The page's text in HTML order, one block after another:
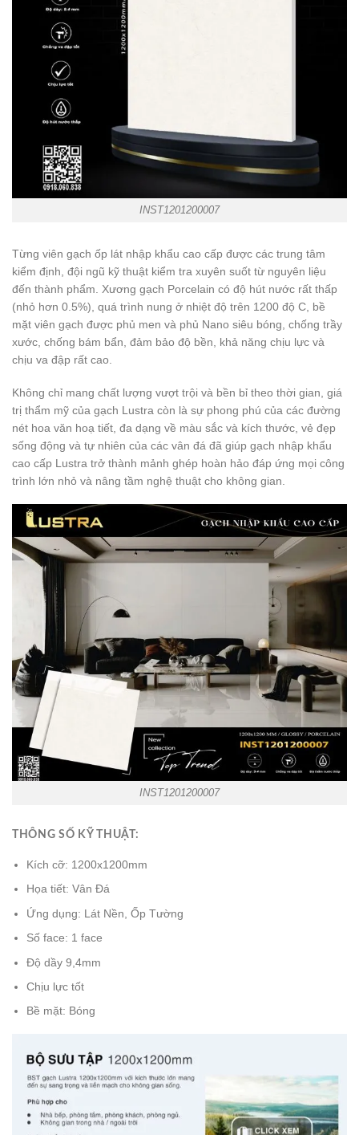
INST1201200007
Từng viên gạch ốp lát nhập khẩu cao cấp được các trung tâm
kiểm định, đội ngũ kỹ thuật kiểm tra xuyên suốt từ nguyên liệu
đến thành phẩm. Xương gạch Porcelain có độ hút nước rất thấp
(nhỏ hơn 0.5%), quá trình nung ở nhiệt độ trên 1200 độ C, bề
mặt viên gạch được phủ men và phủ Nano siêu bóng, chống trầy
xước, chống bám bẩn, đảm bảo độ bền, khả năng chịu lực và
chịu va đập rất cao.
Không chỉ mang chất lượng vượt trội và bền bỉ theo thời gian, giá
trị thẩm mỹ của gạch Lustra còn là sự phong phú của các đường
nét hoa văn hoạ tiết, đa dạng về màu sắc và kích thước, vẻ đẹp
sống động và tự nhiên của các vân đá đã giúp gạch nhập khẩu
cao cấp Lustra trở thành mảnh ghép hoàn hảo đáp ứng mọi công
trình lớn nhỏ và nâng tầm nghệ thuật cho không gian.
INST1201200007
THÔNG SỐ KỸ THUẬT:
Kích cỡ: 1200x1200mm
Họa tiết: Vân Đá
Ứng dụng: Lát Nền, Ốp Tường
Số face: 1 face
Độ dầy 9,4mm
Chịu lực tốt
Bề mặt: Bóng